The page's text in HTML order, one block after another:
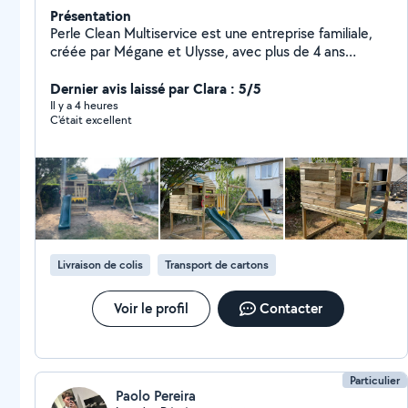
Présentation
Perle Clean Multiservice est une entreprise familiale,
créée par Mégane et Ulysse, avec plus de 4 ans
ménage, nettoyage, accompagnement, petits travaux,
montage de meubles et débarras. Notre engagement :
vous offrir un service fiable, soigné et personnalisé,
Dernier avis laissé par Clara : 5/5
Il y a 4 heures
C'était excellent
Livraison de colis Transport de cartons
Voir le profil Contacter
Particulier
Paolo Pereira